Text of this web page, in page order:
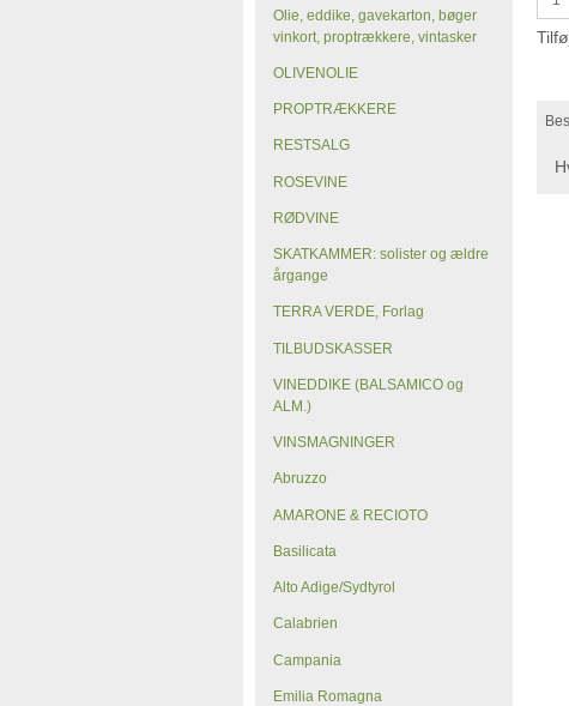
Olie, eddike, gavekarton, bøger
vinkort, proptrækkere, vintasker
OLIVENOLIE
PROPTRÆKKERE
RESTSALG
ROSEVINE
RØDVINE
SKATKAMMER: solister og ældre
årgange
TERRA VERDE, Forlag
TILBUDSKASSER
VINEDDIKE (BALSAMICO og
ALM.)
VINSMAGNINGER
Abruzzo
AMARONE & RECIOTO
Basilicata
Alto Adige/Sydtyrol
Calabrien
Campania
Emilia Romagna